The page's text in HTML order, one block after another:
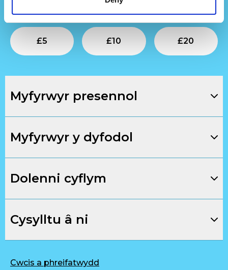
£5
Submit
£10
Submit
£20
Myfyrwyr presennol
Myfyrwyr y dyfodol
Dolenni cyflym
Cysylltu â ni
Cwcis a phreifatwydd